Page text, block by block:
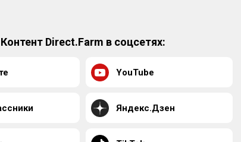
Контент Direct.Farm в соцсетях:
YouTube
Яндекс.Дзен